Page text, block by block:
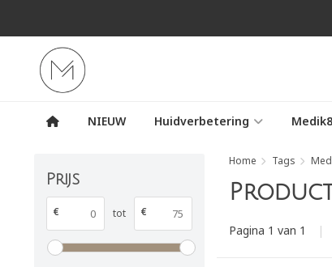
NIEUW Huidverbetering Medik8
Prijs
€ tot €
Home Tags
Pagina 1 van 1 |